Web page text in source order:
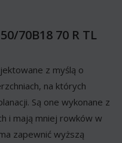
70B18 70 R TL
z myślą o
na których
Są one wykonane z
i mają mniej rowków w
zapewnić wyższą